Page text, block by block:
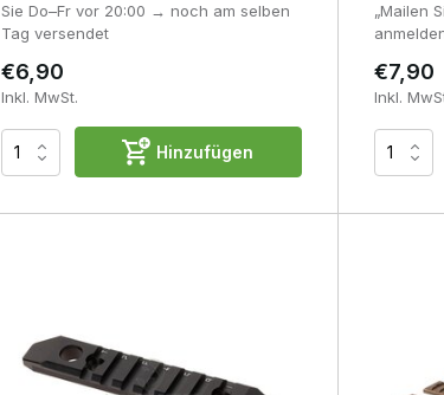
Sie Do–Fr vor 20:00 → noch am selben
Tag versendet
€6,90
Inkl. MwSt.
Hinzufügen
„Mailen
€7,90
Inkl.